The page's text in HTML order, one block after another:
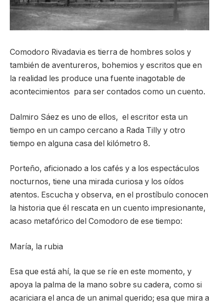
Comodoro Rivadavia es tierra de hombres solos y
también de aventureros, bohemios y escritos que en
la realidad les produce una fuente inagotable de
acontecimientos para ser contados como un cuento.
Dalmiro Sáez es uno de ellos, el escritor esta un
tiempo en un campo cercano a Rada Tilly y otro
tiempo en alguna casa del kilómetro 8.
Porteño, aficionado a los cafés y a los espectáculos
nocturnos, tiene una mirada curiosa y los oídos
atentos. Escucha y observa, en el prostíbulo conocen
la historia que él rescata en un cuento impresionante,
acaso metafórico del Comodoro de ese tiempo:
María, la rubia
Esa que está ahí, la que se ríe en este momento, y
apoya la palma de la mano sobre su cadera, como si
acariciara el anca de un animal querido; esa que mira a